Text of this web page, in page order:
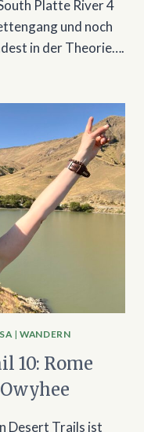
Platte River 4
und noch
in der Theorie….
|WANDERN
10: Rome
Desert Trails ist